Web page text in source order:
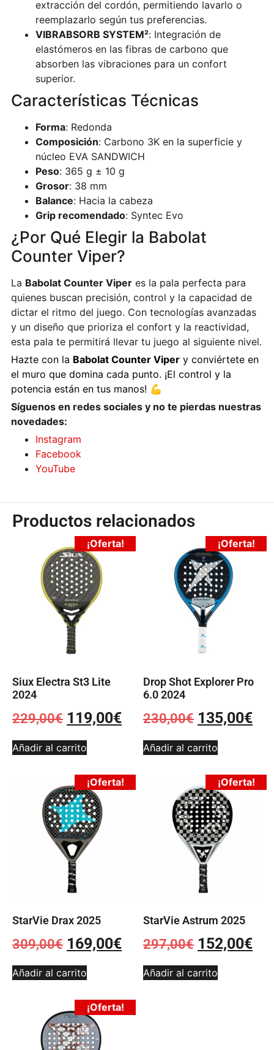
extracción del cordón, permitiendo lavarlo o
reemplazarlo según tus preferencias.
VIBRABSORB SYSTEM²: Integración de
elastómeros en las fibras de carbono que
absorben las vibraciones para un confort
superior.
Características Técnicas
Forma: Redonda
Composición: Carbono 3K en la superficie y
núcleo EVA SANDWICH
Peso: 365 g ± 10 g
Grosor: 38 mm
Balance: Hacia la cabeza
Grip recomendado: Syntec Evo
¿Por Qué Elegir la Babolat
Counter Viper?
La Babolat Counter Viperes la pala perfecta para
quienes buscan precisión, control y la capacidad de
dictar el ritmo del juego. Con tecnologías avanzadas
y un diseño que prioriza el confort y la reactividad,
esta pala te permitirá llevar tu juego al siguiente nivel.
Hazte con la Babolat Counter Vipery conviértete en
el muro que domina cada punto. ¡El control y la
potencia están en tus manos! 💪
Síguenos en redes sociales y no te pierdas nuestras
novedades:
Instagram
Facebook
YouTube
Productos relacionados
¡Oferta!
Siux Electra St3 Lite
2024
229,00€ 119,00€
Añadir al carrito
¡Oferta!
Drop Shot Explorer Pro
6.0 2024
230,00€ 135,00€
Añadir al carrito
¡Oferta!
StarVie Drax 2025
309,00€ 169,00€
Añadir al carrito
¡Oferta!
StarVie Astrum 2025
297,00€ 152,00€
Añadir al carrito
¡Oferta!